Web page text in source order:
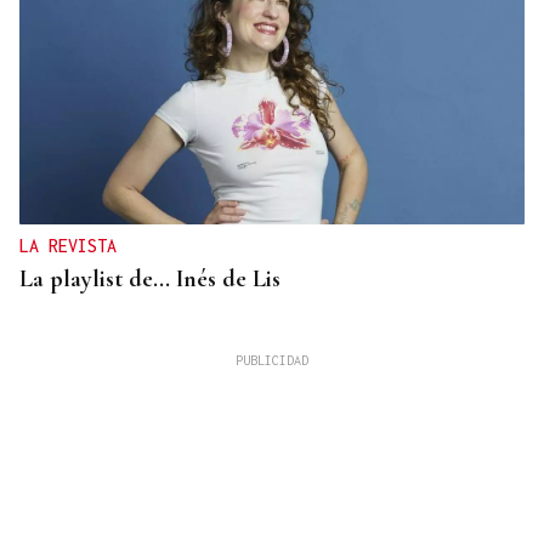
LA REVISTA
La playlist de... Inés de Lis